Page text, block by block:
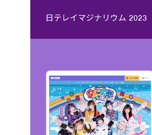
日テレイマジナリウム 2023